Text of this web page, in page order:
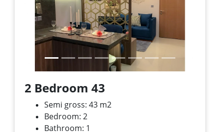
Previous
2 Bedroom 43
Semi gross: 43 m2
Bedroom: 2
Bathroom: 1